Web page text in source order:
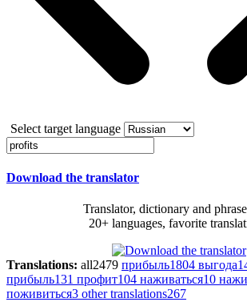
Select target language
Download the translator
Translator, dictionary and
20+ languages, favorite
Translations: all2479 прибыль1804 выгода
прибыль131 профит104 наживаться10
поживиться3 other translations267